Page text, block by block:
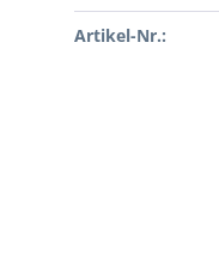
Artikel-Nr.: